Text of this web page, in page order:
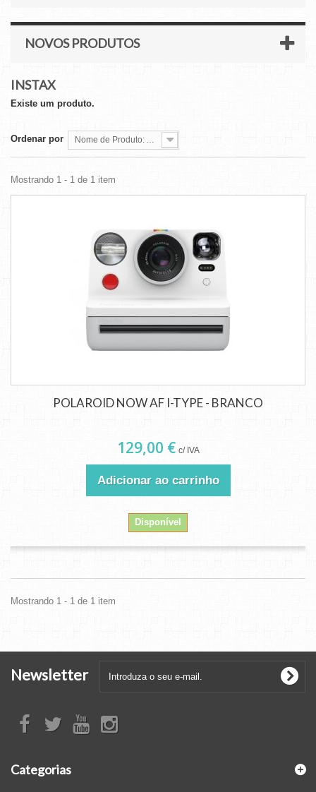
NOVOS PRODUTOS
INSTAX
Existe um produto.
Ordenar por Nome de Produto: A a Z
Mostrando 1 - 1 de 1 item
POLAROID NOW AF I-TYPE - BRANCO
129,00 € c/ IVA
Adicionar ao carrinho
Disponível
Mostrando 1 - 1 de 1 item
Newsletter
Categorias